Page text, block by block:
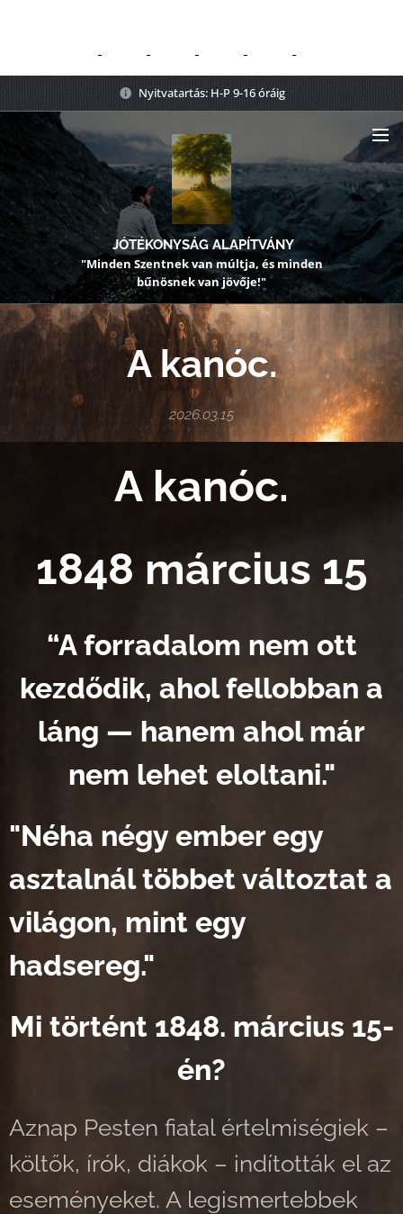
Nyitvatartás: H-P 9-16 óráig
JÓTÉKONYSÁG ALAPÍTVÁNY
"Minden Szentnek van múltja, és minden
bűnösnek van jövője!"
A kanóc.
2026.03.15
A kanóc.
1848 március 15
“A forradalom nem ott
kezdődik, ahol fellobban a
láng — hanem ahol már
nem lehet eloltani."
"Néha négy ember egy
asztalnál többet változtat a
világon, mint egy
hadsereg."
Mi történt 1848. március 15-
én?
Aznap Pesten fiatal értelmiségiek –
költők, írók, diákok – indították el az
eseményeket. A legismertebbek